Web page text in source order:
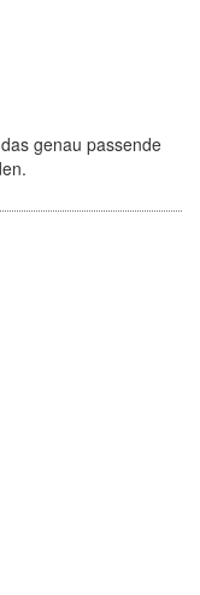
genau passende